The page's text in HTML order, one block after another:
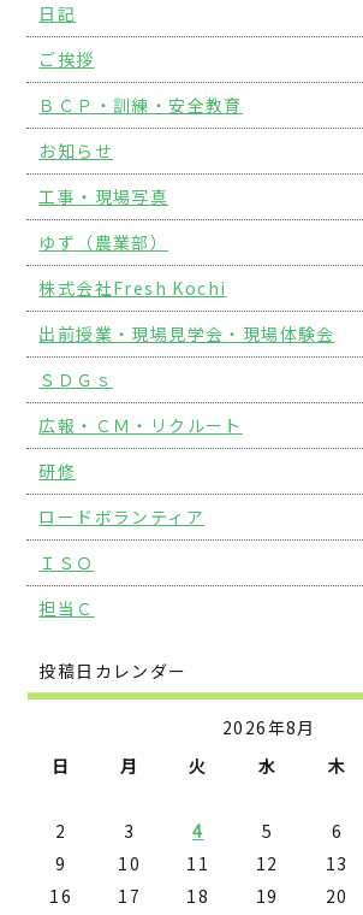
日記
ご挨拶
ＢＣＰ・訓練・安全教育
お知らせ
工事・現場写真
ゆず（農業部）
株式会社Fresh Kochi
出前授業・現場見学会・現場体験会
ＳＤＧｓ
広報・ＣＭ・リクルート
研修
ロードボランティア
ＩＳＯ
担当Ｃ
投稿日カレンダー
2026年8月
日
月 火 水 木
2
3 4 5 6
9
10 11 12 13
16
17 18 19 20